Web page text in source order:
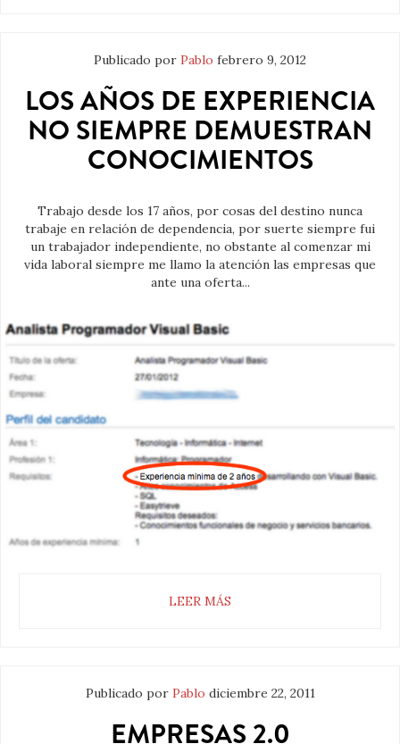
Publicado por Pablo febrero 9, 2012
LOS AÑOS DE EXPERIENCIA
NO SIEMPRE DEMUESTRAN
CONOCIMIENTOS
Trabajo desde los 17 años, por cosas del destino nunca
trabaje en relación de dependencia, por suerte siempre fui
un trabajador independiente, no obstante al comenzar mi
vida laboral siempre me llamo la atención las empresas que
ante una oferta...
LEER MÁS
Publicado por Pablo diciembre 22, 2011
EMPRESAS 2.0